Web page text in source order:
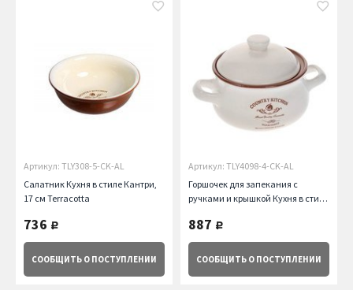
Артикул: TLY308-5-CK-AL
Салатник Кухня в стиле Кантри,
17 см Terracotta
736 руб.
СООБЩИТЬ О ПОСТУПЛЕНИИ
Артикул: TLY4098-4-CK-AL
Горшочек для запекания с
ручками и крышкой Кухня в стиле
887 руб.
СООБЩИТЬ О ПОСТУПЛЕНИИ